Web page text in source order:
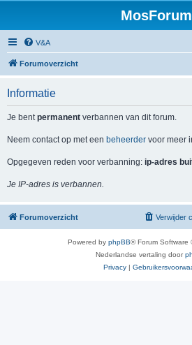
MosForum
V&A
Forumoverzicht
Informatie
Je bentpermanent verbannen van dit forum.
Neem contact op met een beheerder voor meer
Opgegeven reden voor verbanning: ip-adres
Je IP-adres is verbannen.
Forumoverzicht Verwijder
Powered by phpBB® Forum Software
Nederlandse vertaling door
Privacy |